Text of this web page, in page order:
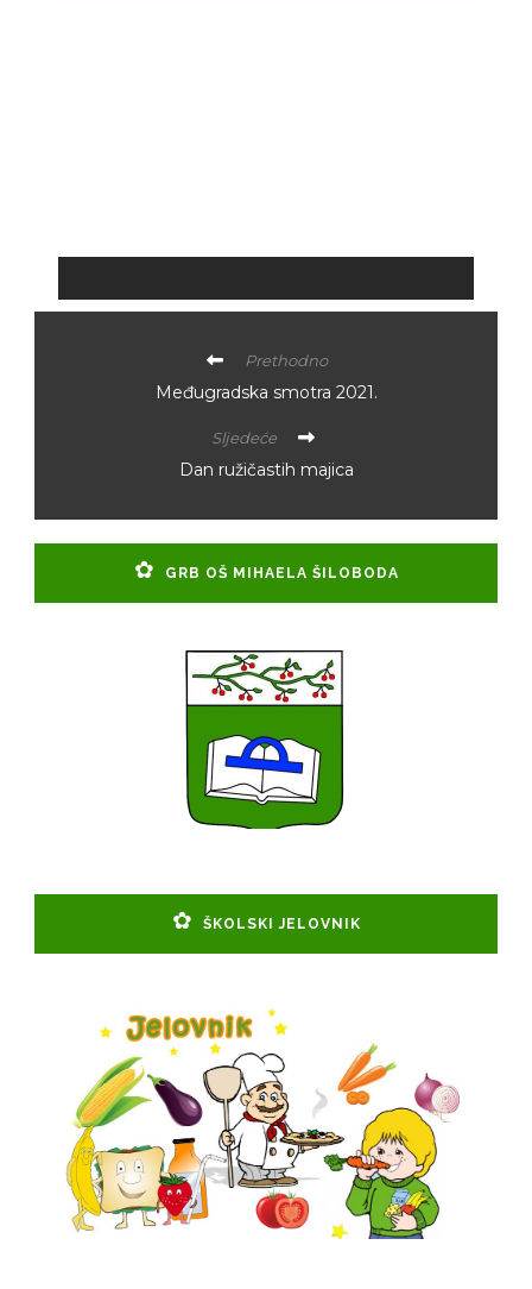
Prethodno
Međugradska smotra 2021.
Sljedeće
Dan ružičastih majica
GRB OŠ MIHAELA ŠILOBODA
ŠKOLSKI JELOVNIK